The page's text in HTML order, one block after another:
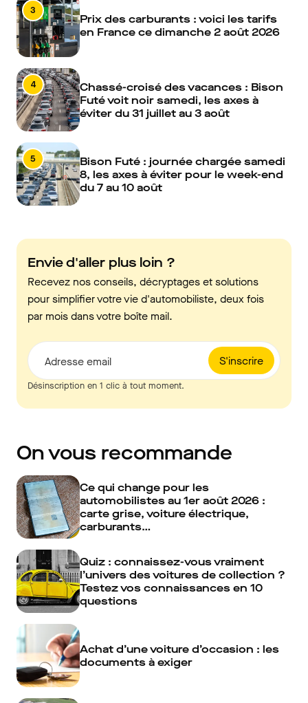
3
Prix des carburants : voici les tarifs
en France ce dimanche 2 août 2026
4
Chassé-croisé des vacances : Bison
Futé voit noir samedi, les axes à
éviter du 31 juillet au 3 août
5
Bison Futé : journée chargée samedi
8, les axes à éviter pour le week-end
du 7 au 10 août
Envie d'aller plus loin ?
Recevez nos conseils, décryptages et solutions
pour simplifier votre vie d'automobiliste, deux fois
par mois dans votre boîte mail.
S'inscrire
Adresse email
Désinscription en 1 clic à tout moment.
On vous recommande
Ce qui change pour les
automobilistes au 1er août 2026 :
carte grise, voiture électrique,
carburants…
Quiz : connaissez-vous vraiment
l’univers des voitures de collection ?
Testez vos connaissances en 10
questions
Achat d’une voiture d’occasion : les
documents à exiger